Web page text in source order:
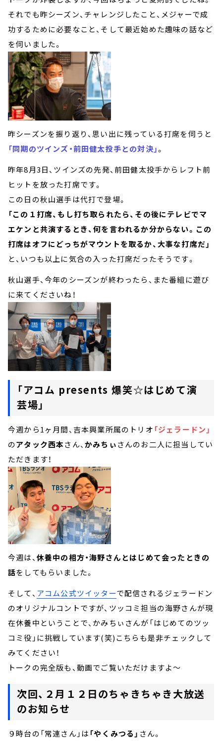
それでも昨シーズン、チャレンジしたこと、メジャーで成
功するために必要なこと、そして最近始めた趣味の話など
を伺いました。
昨シーズンを振り返り、思い出に残っている打席を伺うと
「同期のツインズ・前田健太投手との対決」。
昨年8月3日、ツインズの先発、前田健太投手からレフト前
ヒットを放った打席です。
この日の秋山選手は代打で登場。
「この１打席、もし打ち取られたら、その後にテレビでマ
エケンと共演するとき、何を言われるか分からない。この
打席はオフにどっちがマウントを取るか、大事な打席だ」
と、いつも以上に気合の入った打席だったそうです。
秋山選手、今年のシーズンが終わったら、また番組に遊び
に来てくださいね！
「アコム presents 爆笑☆はじめて演
芸場」
今週から1ヶ月間、吉本興業所属のトリオ 「ジェラードン」
のアタック西本さん、かみちぃさんのお二人に担当してい
ただきます！
今週は、 休養中の相方・海野さんとはじめて会ったときの
話をしてもらいました。
そして、 アコム公式ツイッターで配信されるジェラードン
のオリジナルコントですが、ツッコミ担当の海野さんが現
在休養中ということで、かみちぃさんが「はじめてのツッ
コミ役」に挑戦しています(笑)こちらも是非チェックして
みてください！
トークの完全版も、動画でご覧いただけますよ～
次回、２月１２日のちゃきちゃき大放送
のお知らせ
９時台の「常連さん」は 「やくみつる」 さん。